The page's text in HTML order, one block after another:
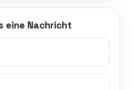
eine Nachricht